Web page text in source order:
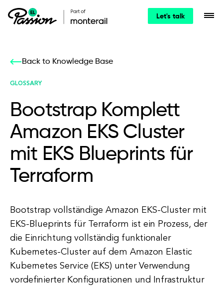
Let's talk
Back to Knowledge Base
GLOSSARY
Bootstrap Komplett
Amazon EKS Cluster
mit EKS Blueprints für
Terraform
Bootstrap vollständige Amazon EKS-Cluster mit
EKS-Blueprints für Terraform ist ein Prozess, der
die Einrichtung vollständig funktionaler
Kubernetes-Cluster auf dem Amazon Elastic
Kubernetes Service (EKS) unter Verwendung
vordefinierter Konfigurationen und Infrastruktur